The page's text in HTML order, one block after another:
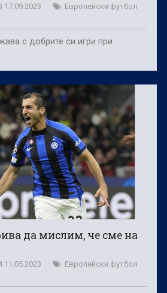
17.09.2023 Европейски футбол
с добрите си игри при
да мислим, че сме на
11.05.2023 Европейски футбол